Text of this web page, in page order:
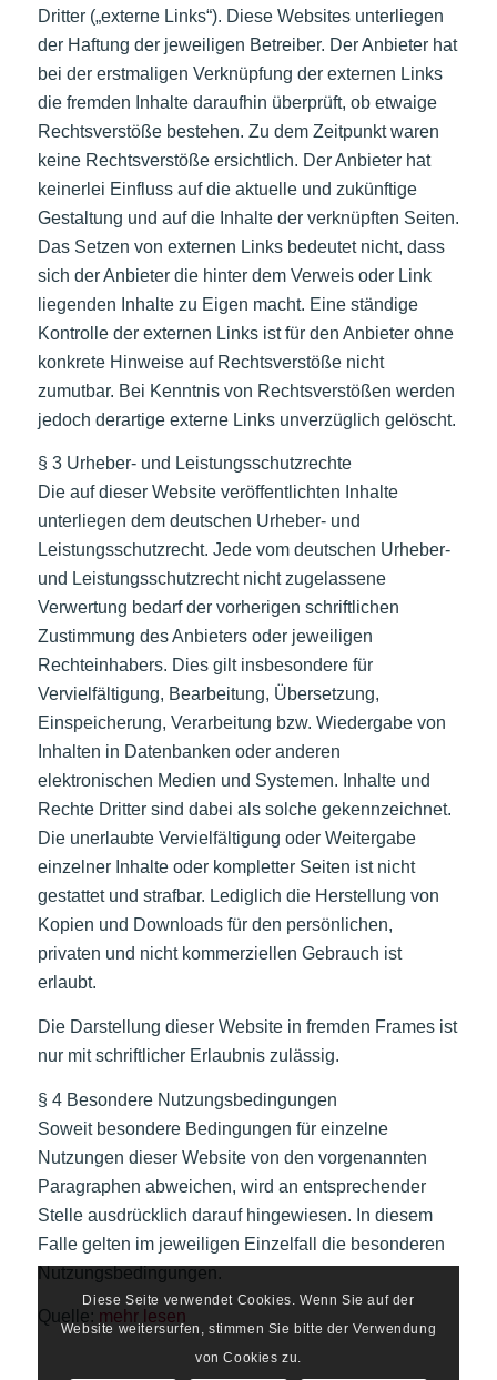
Dritter („externe Links“). Diese Websites unterliegen
der Haftung der jeweiligen Betreiber. Der Anbieter hat
bei der erstmaligen Verknüpfung der externen Links
die fremden Inhalte daraufhin überprüft, ob etwaige
Rechtsverstöße bestehen. Zu dem Zeitpunkt waren
keine Rechtsverstöße ersichtlich. Der Anbieter hat
keinerlei Einfluss auf die aktuelle und zukünftige
Gestaltung und auf die Inhalte der verknüpften Seiten.
Das Setzen von externen Links bedeutet nicht, dass
sich der Anbieter die hinter dem Verweis oder Link
liegenden Inhalte zu Eigen macht. Eine ständige
Kontrolle der externen Links ist für den Anbieter ohne
konkrete Hinweise auf Rechtsverstöße nicht
zumutbar. Bei Kenntnis von Rechtsverstößen werden
jedoch derartige externe Links unverzüglich gelöscht.
§ 3 Urheber- und Leistungsschutzrechte
Die auf dieser Website veröffentlichten Inhalte
unterliegen dem deutschen Urheber- und
Leistungsschutzrecht. Jede vom deutschen Urheber-
und Leistungsschutzrecht nicht zugelassene
Verwertung bedarf der vorherigen schriftlichen
Zustimmung des Anbieters oder jeweiligen
Rechteinhabers. Dies gilt insbesondere für
Vervielfältigung, Bearbeitung, Übersetzung,
Einspeicherung, Verarbeitung bzw. Wiedergabe von
Inhalten in Datenbanken oder anderen
elektronischen Medien und Systemen. Inhalte und
Rechte Dritter sind dabei als solche gekennzeichnet.
Die unerlaubte Vervielfältigung oder Weitergabe
einzelner Inhalte oder kompletter Seiten ist nicht
gestattet und strafbar. Lediglich die Herstellung von
Kopien und Downloads für den persönlichen,
privaten und nicht kommerziellen Gebrauch ist
erlaubt.
Die Darstellung dieser Website in fremden Frames ist
nur mit schriftlicher Erlaubnis zulässig.
§ 4 Besondere Nutzungsbedingungen
Soweit besondere Bedingungen für einzelne
Nutzungen dieser Website von den vorgenannten
Paragraphen abweichen, wird an entsprechender
Stelle ausdrücklich darauf hingewiesen. In diesem
Falle gelten im jeweiligen Einzelfall die besonderen
Nutzungsbedingungen.
Quelle: mehr lesen
Diese Seite verwendet Cookies. Wenn Sie auf der
Website weitersurfen, stimmen Sie bitte der Verwendung
von Cookies zu.